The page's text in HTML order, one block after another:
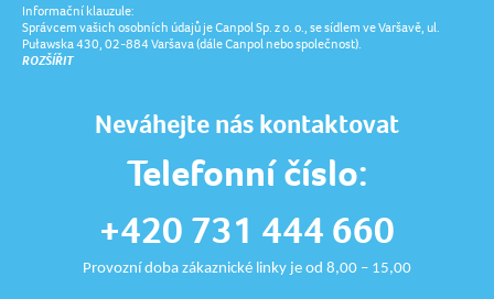
Neváhejte nás kontaktovat
Telefonní číslo:
+420 731 444 660
Provozní doba zákaznické linky je od 8,00 – 15,00
Informační klauzule:
Správcem vašich osobních údajů je Canpol Sp. z o. o., se sídlem ve Varšavě, ul.
Puławska 430, 02-884 Varšava (dále Canpol nebo společnost).
ROZŠÍŘIT